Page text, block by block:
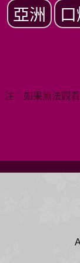
亞洲
注：如果無法觀